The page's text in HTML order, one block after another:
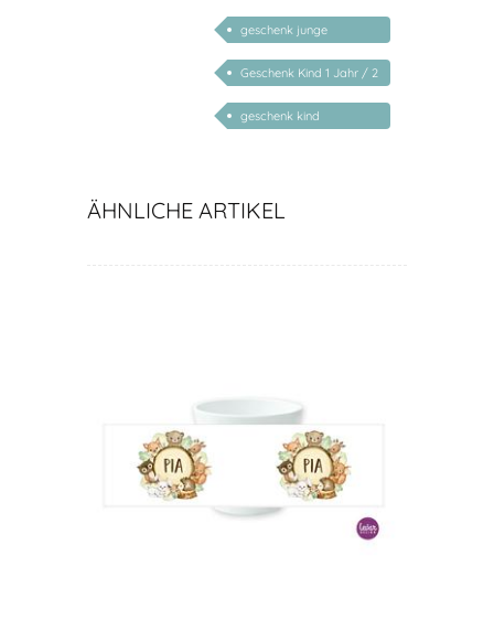
geschenk junge
mädchen
Geschenk Kind 1 Jahr / 2
Jahre / 3 Jahre
geschenk kind
ÄHNLICHE ARTIKEL